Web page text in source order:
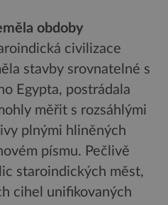
obdoby
civilizace
stavby srovnatelné s
Egypta, postrádala
měřit s rozsáhlými
plnými hliněných
písmu. Pečlivě
staroindických měst,
cihel unifikovaných